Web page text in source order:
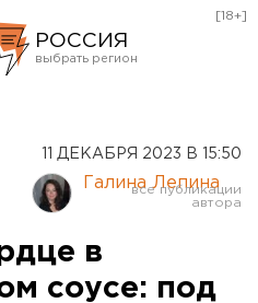
РОССИЯ
Курган
Оренбург
[18+]
11 ДЕКАБРЯ 2023 В 15:50
Галина Лепина
в
соусе: под